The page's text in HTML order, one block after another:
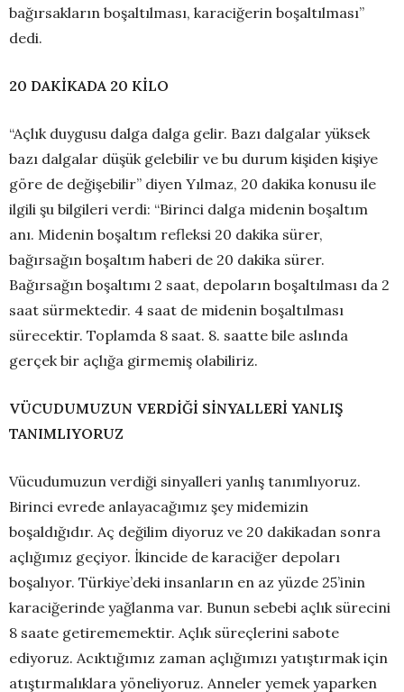
bağırsakların boşaltılması, karaciğerin boşaltılması”
dedi.
20 DAKİKADA 20 KİLO
“Açlık duygusu dalga dalga gelir. Bazı dalgalar yüksek
bazı dalgalar düşük gelebilir ve bu durum kişiden kişiye
göre de değişebilir” diyen Yılmaz, 20 dakika konusu ile
ilgili şu bilgileri verdi: “Birinci dalga midenin boşaltım
anı. Midenin boşaltım refleksi 20 dakika sürer,
bağırsağın boşaltım haberi de 20 dakika sürer.
Bağırsağın boşaltımı 2 saat, depoların boşaltılması da 2
saat sürmektedir. 4 saat de midenin boşaltılması
sürecektir. Toplamda 8 saat. 8. saatte bile aslında
gerçek bir açlığa girmemiş olabiliriz.
VÜCUDUMUZUN VERDİĞİ SİNYALLERİ YANLIŞ
TANIMLIYORUZ
Vücudumuzun verdiği sinyalleri yanlış tanımlıyoruz.
Birinci evrede anlayacağımız şey midemizin
boşaldığıdır. Aç değilim diyoruz ve 20 dakikadan sonra
açlığımız geçiyor. İkincide de karaciğer depoları
boşalıyor. Türkiye’deki insanların en az yüzde 25’inin
karaciğerinde yağlanma var. Bunun sebebi açlık sürecini
8 saate getirememektir. Açlık süreçlerini sabote
ediyoruz. Acıktığımız zaman açlığımızı yatıştırmak için
atıştırmalıklara yöneliyoruz. Anneler yemek yaparken